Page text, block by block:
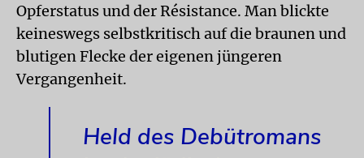
Opferstatus und der Résistance. Man blickte
keineswegs selbstkritisch auf die braunen und
blutigen Flecke der eigenen jüngeren
Vergangenheit.
Held des Debütromans